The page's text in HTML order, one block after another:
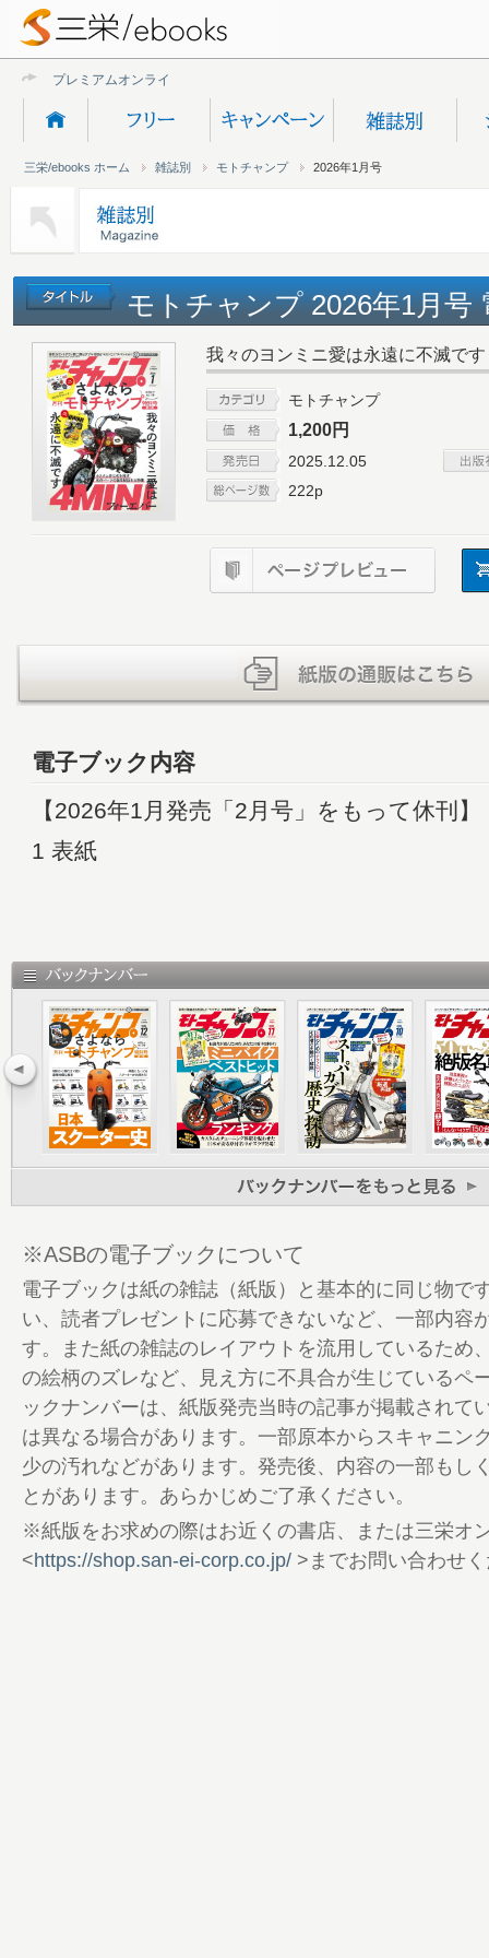
プレミアムオンライン新規受
三栄/ebooks ホーム 雑誌別 モトチャンプ 2026年1月号
モトチャンプ 2026年1月号
我々のヨンミニ愛は永遠に不滅で
モトチャンプ
1,200円
2025.12.05
222p
電子ブック内容
【2026年1月発売「2月号」をもって休刊】
1 表紙
42 XSR125 スクランブラー化計画
47 つれづれカブ暮らしときどきアドレス
48 あなたの知らない保険の世界
49 タカハシゴーのRide a GO! GO!
50 元ホンダの名物番頭コラム「広報人生
51 西新宿六丁目バイク駆け込み寺
53 賀曽利隆のクレイジージャーニー
54 ドクター井辺の4MINI講座
56 TOPICS【バイク王があの宮ヶ瀬を変え
60 懐かしバイク列伝 【一人乗り原付二種
64 リトルカブ サンデーリフレッシュ
68 ちゃんぷステージ
70 社会派シリーズ！
72 これってどうなの？
74 TOPICS【警視庁の安全運転講習に潜入
76 マルチニュースネットワーク
78 編集後記
80 【注目企画】帰ってきた！ チャンプ族
84 新型ゴリラ捕獲!?
88 月刊Scooterchamp
※ASBの電子ブックについて
電子ブックは紙の雑誌（紙版）と基本的に同じ物で
い、読者プレゼントに応募できないなど、一部内容
す。また紙の雑誌のレイアウトを流用しているため
の絵柄のズレなど、見え方に不具合が生じているペ
ックナンバーは、紙版発売当時の記事が掲載されて
は異なる場合があります。一部原本からスキャニン
少の汚れなどがあります。発売後、内容の一部もし
とがあります。あらかじめご了承ください。
※紙版をお求めの際はお近くの書店、または三栄オ
<https://shop.san-ei-corp.co.jp/ >までお問い合わせ